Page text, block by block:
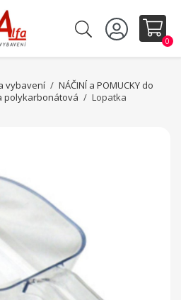
0
vybavení
NÁČINÍ a POMUCKY do
polykarbonátová
Lopatka